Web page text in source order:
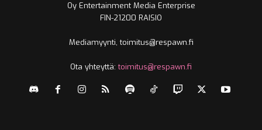
Oy Entertainment Media Enterprise
FIN-21200 RAISIO
Mediamyynti, toimitus@respawn.fi
Ota yhteyttä:toimitus@respawn.fi